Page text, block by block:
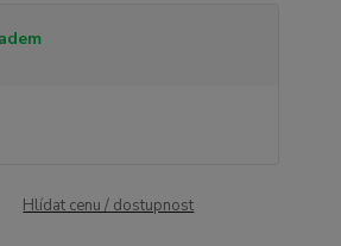
Hlídat cenu / dostupnost